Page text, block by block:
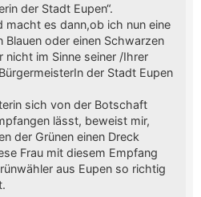
der Stadt Eupen“.
macht es dann,ob ich nun eine
Blauen oder einen Schwarzen
im Sinne seiner /Ihrer
der Stadt Eupen
sich von der Botschaft
lässt, beweist mir,
der Grünen einen Dreck
Frau mit diesem Empfang
aus Eupen so richtig